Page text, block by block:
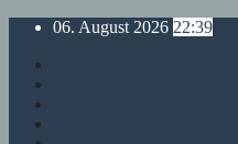
Skip
content
06. August 2026 22:39